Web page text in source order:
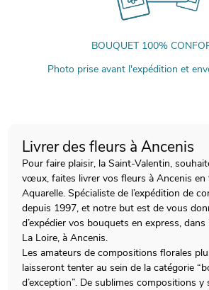
BOUQUET 100%
Photo prise avant l'expédition et
Livrer des fleurs à Ancenis
Pour faire plaisir, la Saint-Valentin,
vœux, faites livrer vos fleurs à Ancenis en
Aquarelle. Spécialiste de l’expédition de
depuis 1997, et notre but est de vous
d’expédier vos bouquets en express,
La Loire, à Ancenis.
Les amateurs de compositions florales
laisseront tenter au sein de la catégorie
d’exception”. De sublimes compositions